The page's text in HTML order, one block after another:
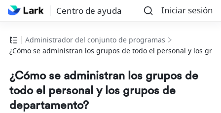
Centro de ayuda Iniciar sesión
Administrador del conjunto de programas
¿Cómo se administran los grupos de todo el personal y los
¿Cómo se administran los grupos de
todo el personal y los grupos de
departamento?